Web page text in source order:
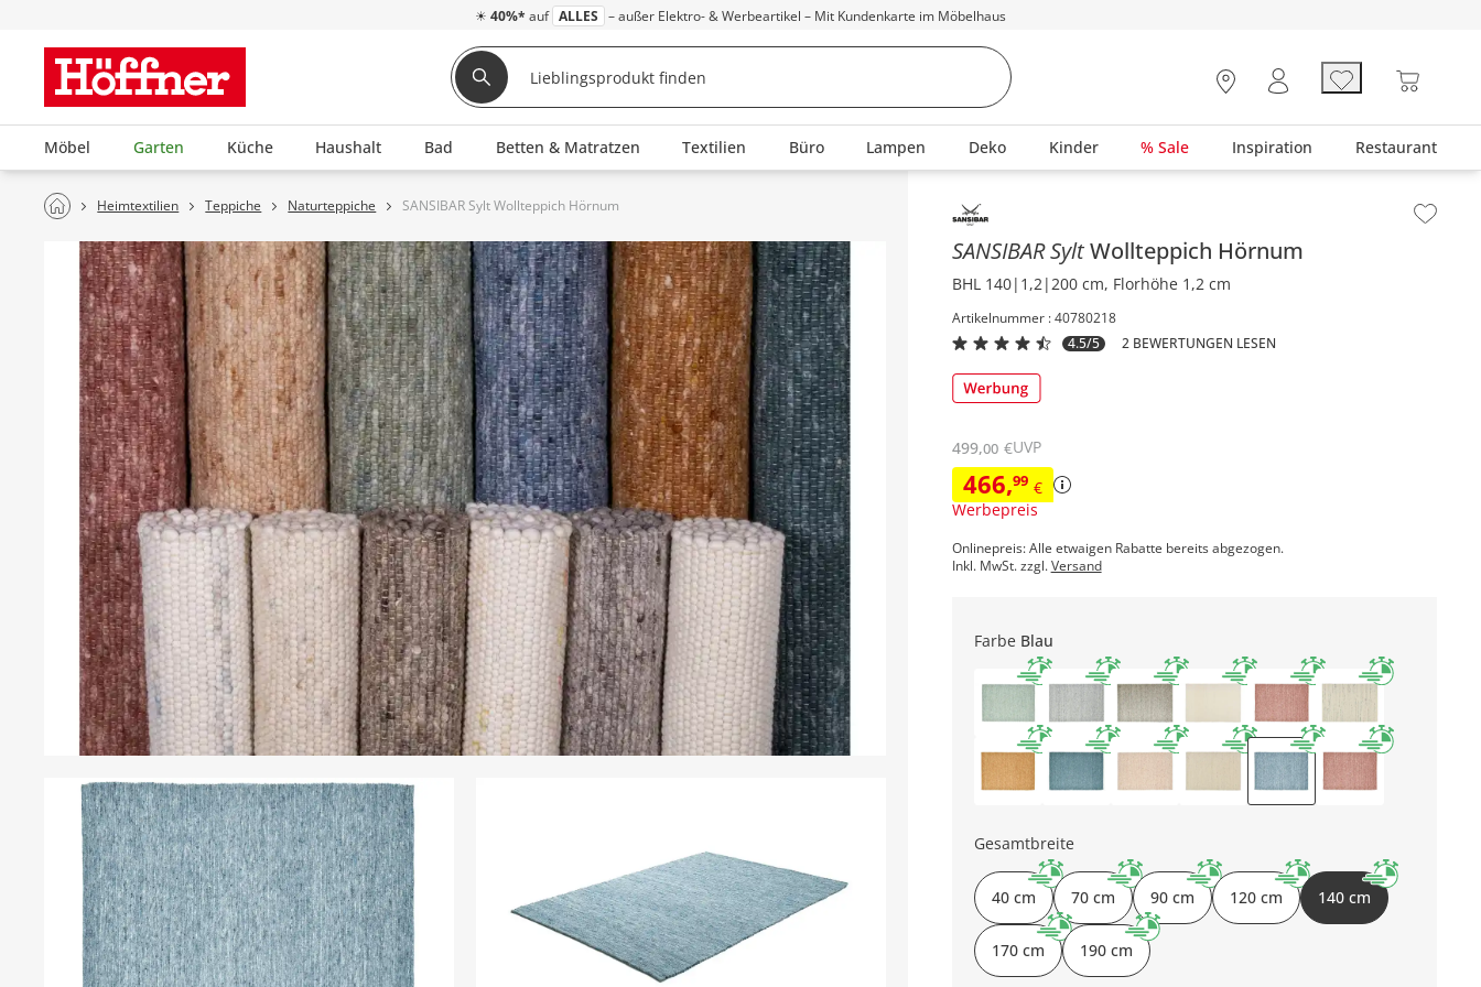
☀ 40%* auf ALLES – außer Elektro- & Werbeartikel – Mit Kundenkarte im Möbelhaus
Möbel Garten Küche Haushalt Bad Betten & Matratzen Textilien Büro Lampen Deko Kinder % Sale Inspiration Restaurant
Heimtextilien Teppiche Naturteppiche SANSIBAR Sylt Wollteppich Hörnum Inhalt der Seitenleiste überspringen - Zum Seitenende
SANSIBAR SyltWollteppich Hörnum
BHL 140|1,2|200 cm, Florhöhe 1,2 cm
Artikelnummer : 40780218
4.5/5
2 BEWERTUNGEN LESEN
466,99 €
Werbepreis
499,00 €UVP
Onlinepreis: Alle etwaigen Rabatte bereits abgezogen.
Inkl. MwSt. zzgl.Versand
Farbe Blau
Gesamtbreite
40 cm 70 cm 90 cm 120 cm 140 cm
170 cm 190 cm